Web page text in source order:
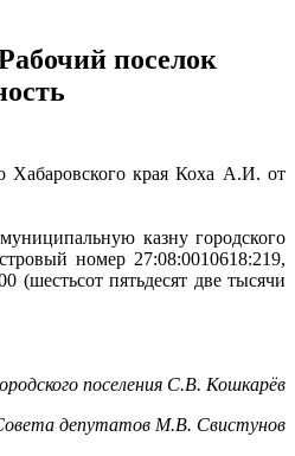
поселок
Хабаровского края Коха А.И. от
казну городского
номер 27:08:0010618:219,
(шестьсот пятьдесят две тысячи
поселения С.В. Кошкарёв
депутатов М.В. Свистунов